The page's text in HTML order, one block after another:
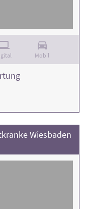
Mobil
Wiesbaden